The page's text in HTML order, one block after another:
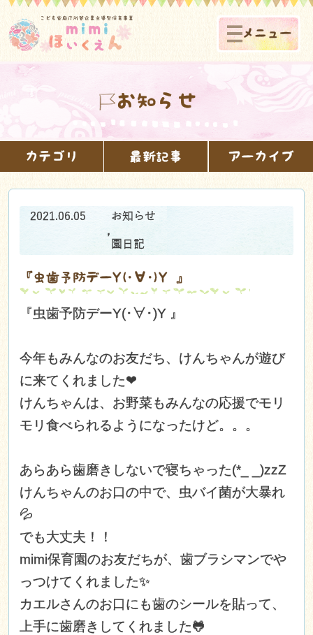
メニュー
お知らせ
カテゴリ 最新記事 アーカイブ
2021.06.05 お知らせ
,
園日記
『虫歯予防デーY(･∀･)Y 』
『虫歯予防デーY(･∀･)Y 』
今年もみんなのお友だち、けんちゃんが遊び
に来てくれました❤
けんちゃんは、お野菜もみんなの応援でモリ
モリ食べられるようになったけど。。。
あらあら歯磨きしないで寝ちゃった(*_ _)zzZ
けんちゃんのお口の中で、虫バイ菌が大暴れ
💦
でも大丈夫！！
mimi保育園のお友だちが、歯ブラシマンでや
っつけてくれました✨
カエルさんのお口にも歯のシールを貼って、
上手に歯磨きしてくれました🐸